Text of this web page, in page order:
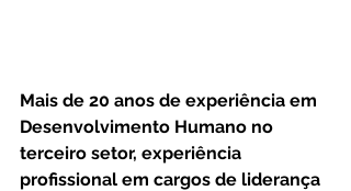
Mais de 20 anos de experiência em
Desenvolvimento Humano no
terceiro setor, experiência
profissional em cargos de liderança